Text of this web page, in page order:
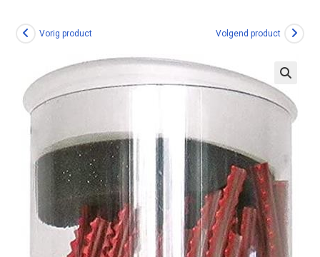
Vorig product Volgend product